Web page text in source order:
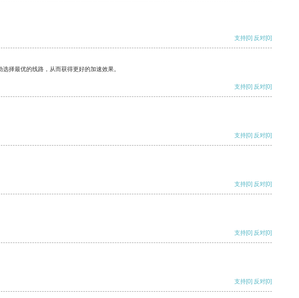
支持[0] 反对[0]
择最优的线路，从而获得更好的加速效果。
支持[0] 反对[0]
支持[0] 反对[0]
支持[0] 反对[0]
支持[0] 反对[0]
支持[0] 反对[0]